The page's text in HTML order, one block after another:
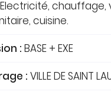
indiqué ci-dessus. Vous
Electricité, chauffage,
cuisine.
: BASE + EXE
: VILLE DE SAINT